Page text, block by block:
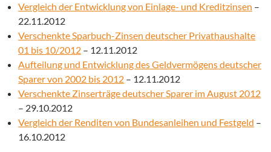
Vergleich der Entwicklung von Einlage- und Kreditzinsen –
22.11.2012
Verschenkte Sparbuch-Zinsen deutscher Privathaushalte
01 bis 10/2012 – 12.11.2012
Aufteilung und Entwicklung des Geldvermögens deutscher
Sparer von 2002 bis 2012 – 12.11.2012
Verschenkte Zinserträge deutscher Sparer im August 2012
– 29.10.2012
Vergleich der Renditen von Bundesanleihen und Festgeld –
16.10.2012